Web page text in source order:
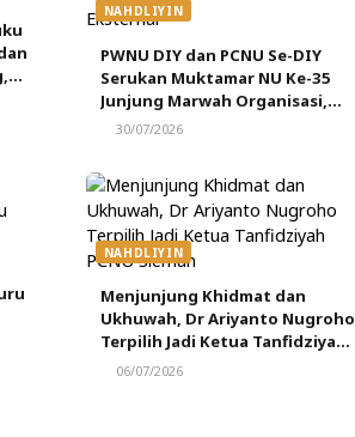
NAHDLIYIN
PWNU DIY dan PCNU Se-DIY
Serukan Muktamar NU Ke-35
Junjung Marwah Organisasi,
Tolak Politik Transaksional dan
30/07/2026
NAHDLIYIN
Menjunjung Khidmat dan
Ukhuwah, Dr Ariyanto Nugroho
Terpilih Jadi Ketua Tanfidziyah
PCNU Sleman
06/07/2026